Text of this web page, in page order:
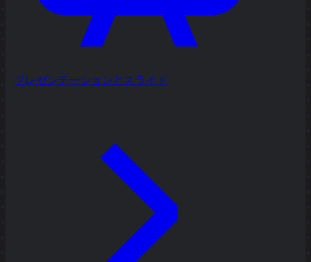
プレゼンテーションとスライド